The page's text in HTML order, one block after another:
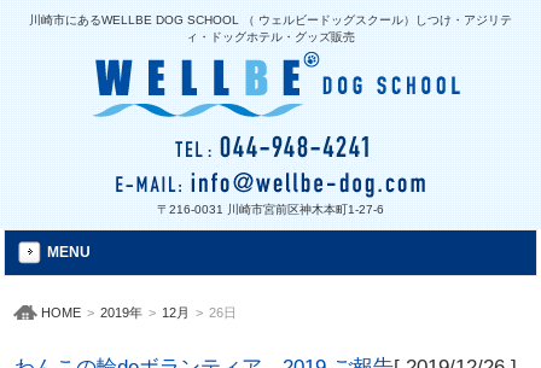
川崎市にあるWELLBE DOG SCHOOL （ ウェルビードッグスクール）しつけ・アジリテ
ィ・ドッグホテル・グッズ販売
〒216-0031 川崎市宮前区神木本町1-27-6
MENU
HOME > 2019年 > 12月 > 26日